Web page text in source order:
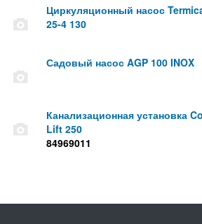
Циркуляционный насос
25-4 130
Садовый насос AGP 100 INOX
Канализационная установка
Lift 250
84969011